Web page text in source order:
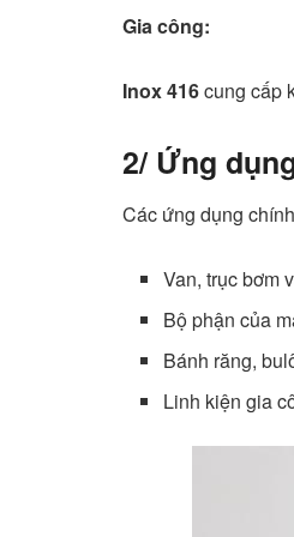
Gia công:
Inox 416cung cấp
2/ Ứng
Các ứng dụng chính
Van, trục bơm
Bộ phận của
Bánh răng,
Linh kiện gia